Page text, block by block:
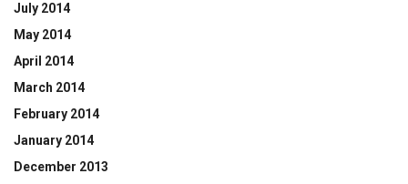
July 2014
May 2014
April 2014
March 2014
February 2014
January 2014
December 2013